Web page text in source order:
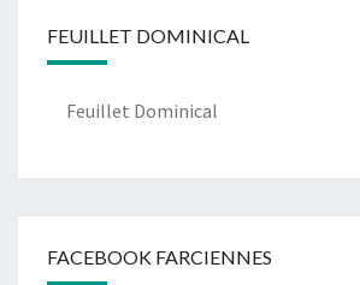
FEUILLET DOMINICAL
Feuillet Dominical
FACEBOOK FARCIENNES